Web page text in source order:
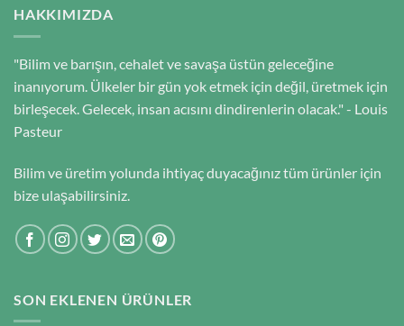
HAKKIMIZDA
"Bilim ve barışın, cehalet ve savaşa üstün geleceğine
inanıyorum. Ülkeler bir gün yok etmek için değil, üretmek için
birleşecek. Gelecek, insan acısını dindirenlerin olacak." - Louis
Pasteur
Bilim ve üretim yolunda ihtiyaç duyacağınız tüm ürünler için
bize ulaşabilirsiniz.
SON EKLENEN ÜRÜNLER